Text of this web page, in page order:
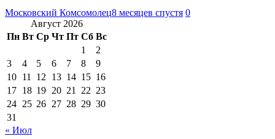
Московский Комсомолец8 месяцев спустя 0
Август 2026
Пн Вт Ср Чт Пт Сб Вс
1
2
3
4 5 6 7 8
9
10 11 12 13 14 15 16
17 18 19 20 21 22 23
24 25 26 27 28 29 30
31
« Июл